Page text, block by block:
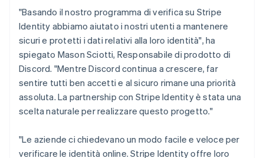
"Basando il nostro programma di verifica su Stripe
Identity abbiamo aiutato i nostri utenti a mantenere
sicuri e protetti i dati relativi alla loro identità", ha
spiegato Mason Sciotti, Responsabile di prodotto di
Discord. "Mentre Discord continua a crescere, far
sentire tutti ben accetti e al sicuro rimane una priorità
assoluta. La partnership con Stripe Identity è stata una
scelta naturale per realizzare questo progetto."
"Le aziende ci chiedevano un modo facile e veloce per
verificare le identità online. Stripe Identity offre loro